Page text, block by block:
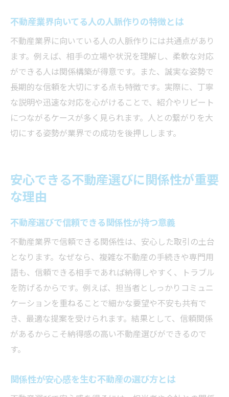
不動産業界向いてる人の人脈作りの特徴とは
不動産業界に向いている人の人脈作りには共通点があり
ます。例えば、相手の立場や状況を理解し、柔軟な対応
ができる人は関係構築が得意です。また、誠実な姿勢で
長期的な信頼を大切にする点も特徴です。実際に、丁寧
な説明や迅速な対応を心がけることで、紹介やリピート
につながるケースが多く見られます。人との繋がりを大
切にする姿勢が業界での成功を後押しします。
安心できる不動産選びに関係性が重要
な理由
不動産選びで信頼できる関係性が持つ意義
不動産業界で信頼できる関係性は、安心した取引の土台
となります。なぜなら、複雑な不動産の手続きや専門用
語も、信頼できる相手であれば納得しやすく、トラブル
を防げるからです。例えば、担当者としっかりコミュニ
ケーションを重ねることで細かな要望や不安も共有で
き、最適な提案を受けられます。結果として、信頼関係
があるからこそ納得感の高い不動産選びができるので
す。
関係性が安心感を生む不動産の選び方とは